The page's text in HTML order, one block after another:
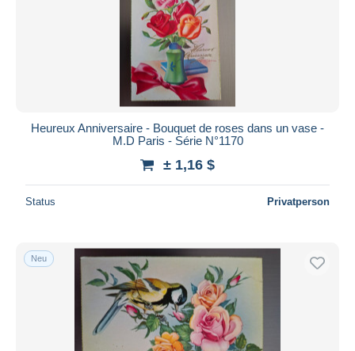
Heureux Anniversaire - Bouquet de roses dans un vase -
M.D Paris - Série N°1170
± 1,16 $
Status Privatperson
Neu